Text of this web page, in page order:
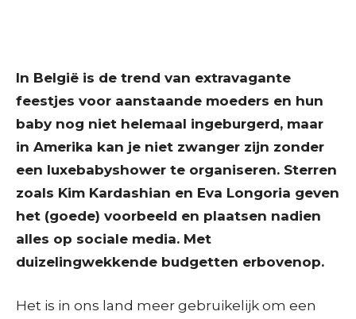
In België is de trend van extravagante
feestjes voor aanstaande moeders en hun
baby nog niet helemaal ingeburgerd, maar
in Amerika kan je niet zwanger zijn zonder
een luxebabyshower te organiseren. Sterren
zoals Kim Kardashian en Eva Longoria geven
het (goede) voorbeeld en plaatsen nadien
alles op sociale media. Met
duizelingwekkende budgetten erbovenop.
Het is in ons land meer gebruikelijk om een